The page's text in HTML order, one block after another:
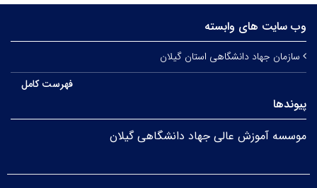
وب سایت های وابسته
سازمان جهاد دانشگاهی استان گیلان
فهرست کامل
پیوندها
موسسه آموزش عالی جهاد دانشگاهی گیلان